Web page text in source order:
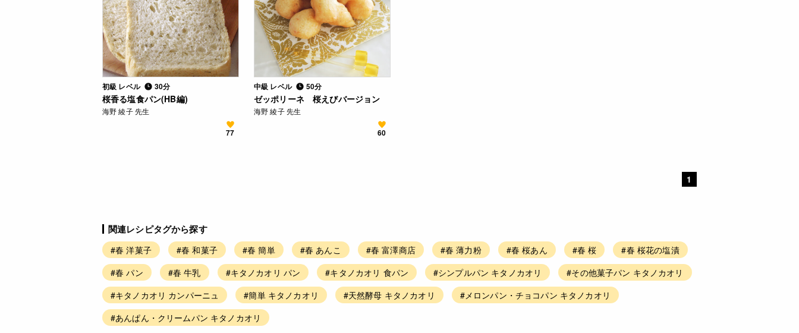
初級 レベル 30分
桜香る塩食パン(HB編)
海野 綾子 先生
77
中級 レベル 50分
ゼッポリーネ 桜えびバージョン
海野 綾子 先生
60
1
関連レシピタグから探す
#春 洋菓子 #春 和菓子 #春 簡単 #春 あんこ #春 富澤商店 #春 薄力粉 #春 桜あん #春 桜
#春 桜花の塩漬
#春 パン
#春 牛乳 #キタノカオリ パン #キタノカオリ 食パン #シンプルパン キタノカオリ
#その他菓子パン キタノカオリ
#キタノカオリ カンパーニュ
#簡単 キタノカオリ #天然酵母 キタノカオリ
#メロンパン・チョコパン キタノカオリ
#あんぱん・クリームパン キタノカオリ